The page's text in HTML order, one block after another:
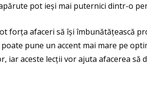
pot ieși mai puternici dintr-o
forța afaceri să își îmbunătățească
pune un accent mai mare pe
iar aceste lecții vor ajuta afacerea să